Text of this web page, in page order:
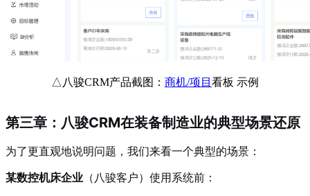
△八骏CRM产品截图： 商机/项目 看板 示例
第三章：八骏CRM在装备制造业的典型场景还原
为了更直观地说明问题，我们来看一个典型的场景：
某数控机床企业 （八骏客户）使用系统前：